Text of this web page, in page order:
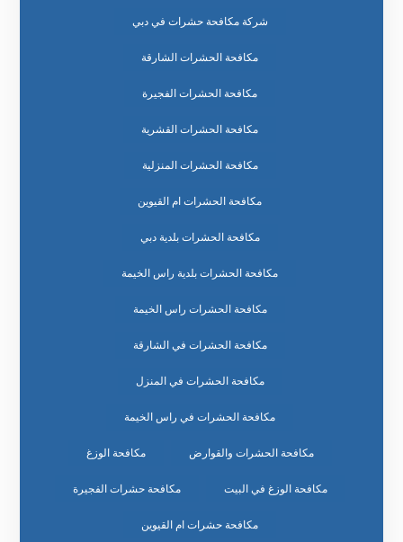
شركة مكافحة حشرات في دبي
مكافحة الحشرات الشارقة
مكافحة الحشرات الفجيرة
مكافحة الحشرات القشرية
مكافحة الحشرات المنزلية
مكافحة الحشرات ام القيوين
مكافحة الحشرات بلدية دبي
مكافحة الحشرات بلدية راس الخيمة
مكافحة الحشرات راس الخيمة
مكافحة الحشرات في الشارقة
مكافحة الحشرات في المنزل
مكافحة الحشرات في راس الخيمة
مكافحة الحشرات والقوارض مكافحة الوزغ
مكافحة الوزغ في البيت مكافحة حشرات الفجيرة
مكافحة حشرات ام القيوين